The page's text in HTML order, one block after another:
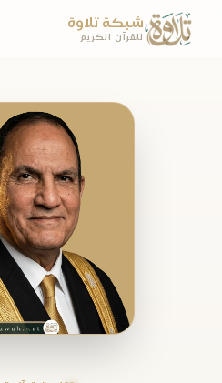
شبكة تلاوة
للقرآن الكريم